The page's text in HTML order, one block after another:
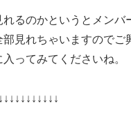
るのかというとメンバ
見れちゃいますのでご
ってみてくださいね。